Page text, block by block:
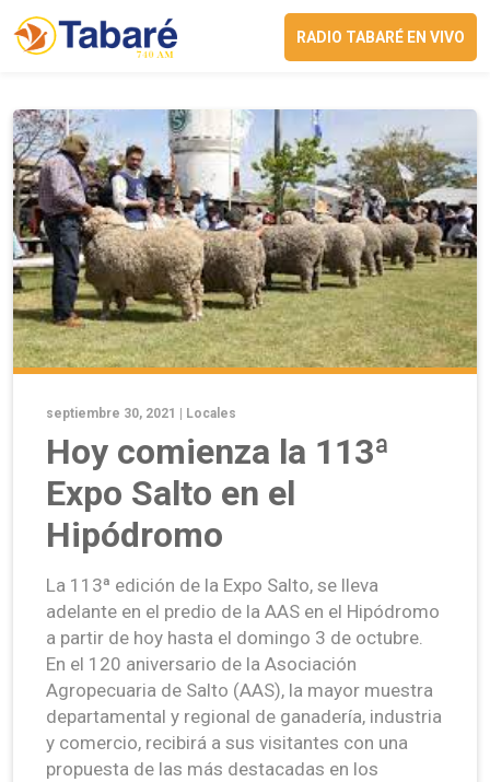
RADIO TABARÉ EN VIVO
septiembre 30, 2021 | Locales
Hoy comienza la 113ª
Expo Salto en el
Hipódromo
La 113ª edición de la Expo Salto, se lleva
adelante en el predio de la AAS en el Hipódromo
a partir de hoy hasta el domingo 3 de octubre.
En el 120 aniversario de la Asociación
Agropecuaria de Salto (AAS), la mayor muestra
departamental y regional de ganadería, industria
y comercio, recibirá a sus visitantes con una
propuesta de las más destacadas en los